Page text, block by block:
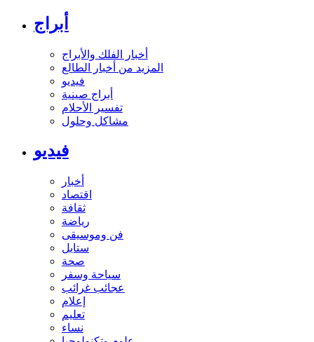
أبراج
أخبار الفلك والأبراج
المزيد من أخبار الطالع
فيديو
أبراج صينية
تفسير الأحلام
مشاكل وحلول
فيديو
أخبار
اقتصاد
ثقافة
رياضة
فن وموسيقى
ستايل
صحة
سياحة وسفر
عجائب غرائب
إعلام
تعليم
نساء